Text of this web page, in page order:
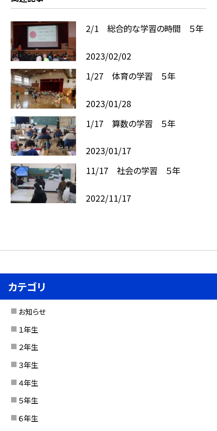
2/1 総合的な学習の時間 ５年
2023/02/02
1/27 体育の学習 ５年
2023/01/28
1/17 算数の学習 ５年
2023/01/17
11/17 社会の学習 ５年
2022/11/17
カテゴリ
お知らせ
１年生
２年生
３年生
４年生
５年生
６年生